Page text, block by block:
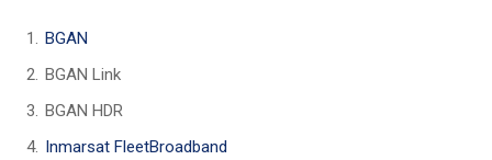
BGAN
BGAN Link
BGAN HDR
Inmarsat FleetBroadband